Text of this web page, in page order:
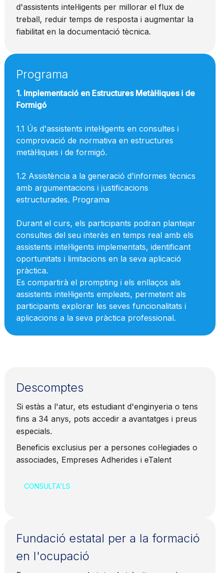
d'assistents intel·ligents per millorar el flux de
treball, reduir temps de resposta i augmentar la
fiabilitat en la documentació tècnica.
Programa
1. Implementació en Estructures Metàl·liques i de
Formigó
1.1 Ús d'assistents intel·ligents en consultes i
comprovació de normativa en estructures
metàl·liques i de formigó.
1.2 Assistència a la generació d'informes tècnics
amb argumentacions i justificacions
estructurades. Programa
Durant el curs, els participants podran plantejar
consultes del seu interès en temps real amb els
assistents intel·ligents implementats, identificant
oportunitats i limitacions en la seva aplicació
pràctica.
Es compartirà el prompting i els enllaços als
assistents intel·ligents empleats, permetent als
participants explorar les seves funcionalitats i
aplicacions a la seva pràctica professional.
Descomptes
Si estàs a l'atur, ets estudiant d'enginyeria o tens
fins a 34 anys, pots accedir a avantatges i preus
especials.
Beneficis exclusius per a persones col·legiades o
associades, Empreses Adherides i eTalent
CONSULTA'LS
Fundació estatal per a la formació
en l'ocupació